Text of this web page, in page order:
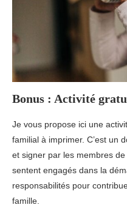
Bonus : Activité
Je vous propose ici une
familial à imprimer. C’est un
et signer par les membres
sentent engagés dans la
responsabilités pour
famille.